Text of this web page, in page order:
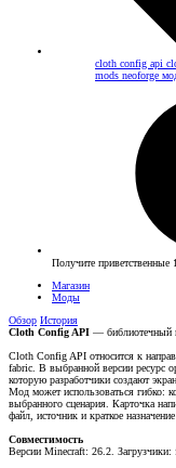
cloth config api
mods neoforge
Получите приветственные
Магазин
Моды
Обзор История
Cloth Config API — библиотечный
Cloth Config API относится к
fabric. В выбранной версии ресурс
которую разработчики создают
Мод может использоваться гибко:
выбранного сценария. Карточка
файл, источник и краткое
Совместимость
Версии Minecraft: 26.2.